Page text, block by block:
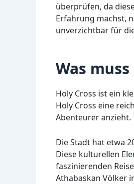
überprüfen, da
Erfahrung machst,
unverzichtbar für
Was
Holy Cross ist ein
Holy Cross eine
Abenteurer anzieht.
Die Stadt hat etwa
Diese kulturellen
faszinierenden
Athabaskan Völker